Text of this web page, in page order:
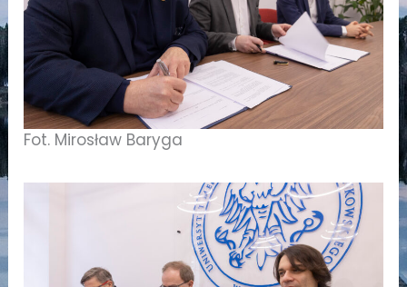
Fot. Mirosław Baryga